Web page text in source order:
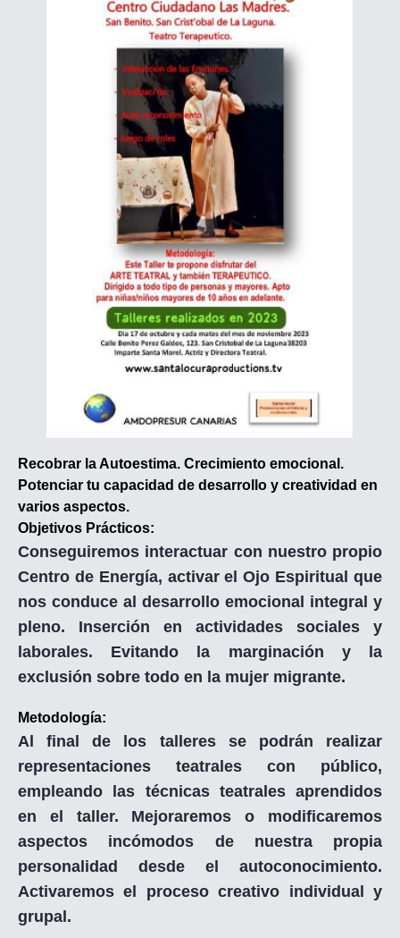
Recobrar la Autoestima. Crecimiento emocional.
Potenciar tu capacidad de desarrollo y creatividad en
varios aspectos.
Objetivos Prácticos:
Conseguiremos interactuar con nuestro propio
Centro de Energía, activar el Ojo Espiritual que
nos conduce al desarrollo emocional integral y
pleno. Inserción en actividades sociales y
laborales. Evitando la marginación y la
exclusión sobre todo en la mujer migrante.
Metodología:
Al final de los talleres se podrán realizar
representaciones teatrales con público,
empleando las técnicas teatrales aprendidos
en el taller. Mejoraremos o modificaremos
aspectos incómodos de nuestra propia
personalidad desde el autoconocimiento.
Activaremos el proceso creativo individual y
grupal.